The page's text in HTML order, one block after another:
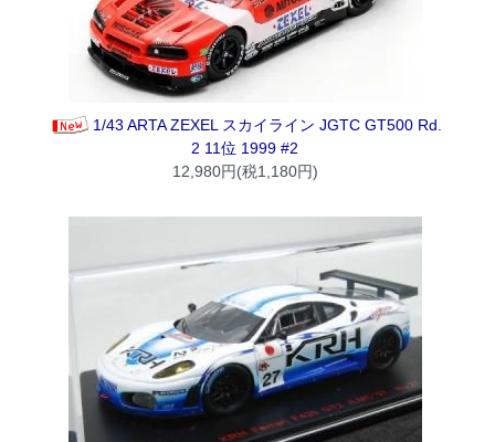
1/43 ARTA ZEXEL スカイライン JGTC GT500 Rd.
2 11位 1999 #2
12,980円(税1,180円)